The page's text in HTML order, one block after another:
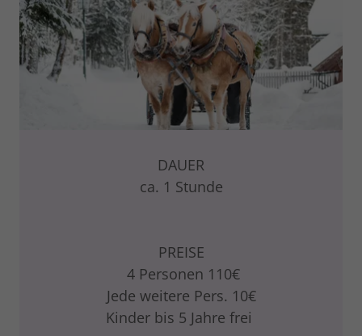
DAUER
ca. 1 Stunde
PREISE
4 Personen 110€
Jede weitere Pers. 10€
Kinder bis 5 Jahre frei